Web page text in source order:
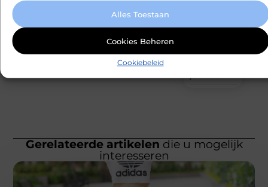
Alles Toestaan
Cookies Beheren
Cookiebeleid
moderniseren
Kabelaring
Gerelateerde artikelen die u mogelijk
interesseren